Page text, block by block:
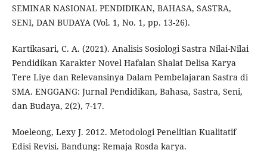
SEMINAR NASIONAL PENDIDIKAN, BAHASA, SASTRA,
SENI, DAN BUDAYA (Vol. 1, No. 1, pp. 13-26).
Kartikasari, C. A. (2021). Analisis Sosiologi Sastra Nilai-Nilai
Pendidikan Karakter Novel Hafalan Shalat Delisa Karya
Tere Liye dan Relevansinya Dalam Pembelajaran Sastra di
SMA. ENGGANG: Jurnal Pendidikan, Bahasa, Sastra, Seni,
dan Budaya, 2(2), 7-17.
Moeleong, Lexy J. 2012. Metodologi Penelitian Kualitatif
Edisi Revisi. Bandung: Remaja Rosda karya.